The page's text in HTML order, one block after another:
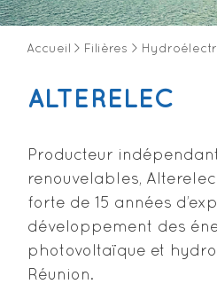
Accueil > Filières >
ALTERELEC
Producteur
renouvelables,
forte de 15 années
développement des
photovoltaïque et
Réunion.